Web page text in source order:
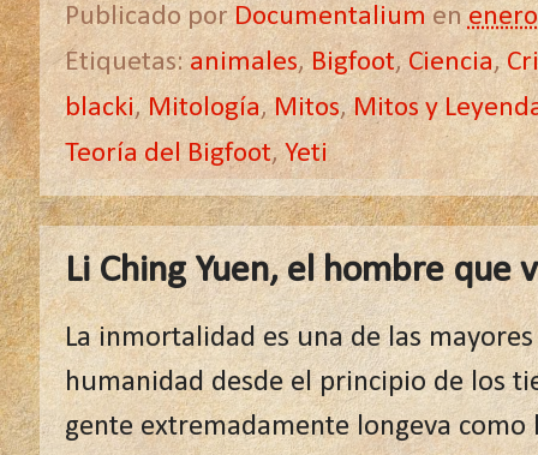
Publicado porDocumentaliumen
Etiquetas:animales,Bigfoot,Ciencia,
blacki, Mitología,Mitos,Mitos y
Teoría del Bigfoot,Yeti
Li Ching Yuen, el hombre que
La inmortalidad es una de las
humanidad desde el principio de los
gente extremadamente longeva como